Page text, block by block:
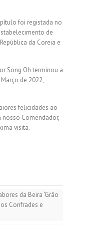
foi registada no
de
da Coreia e
Song Oh terminou a
de 2022,
felicidades ao
nosso Comendador,
visita.
da Beira ‘Grão
Confrades e